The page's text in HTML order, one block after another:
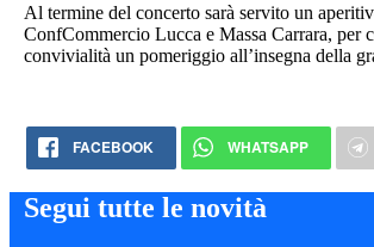
Al termine del concerto sarà servito un
ConfCommercio Lucca e Massa Carrara, per
convivialità un pomeriggio all’insegna della
FACEBOOK WHATSAPP
Segui tutte le novità